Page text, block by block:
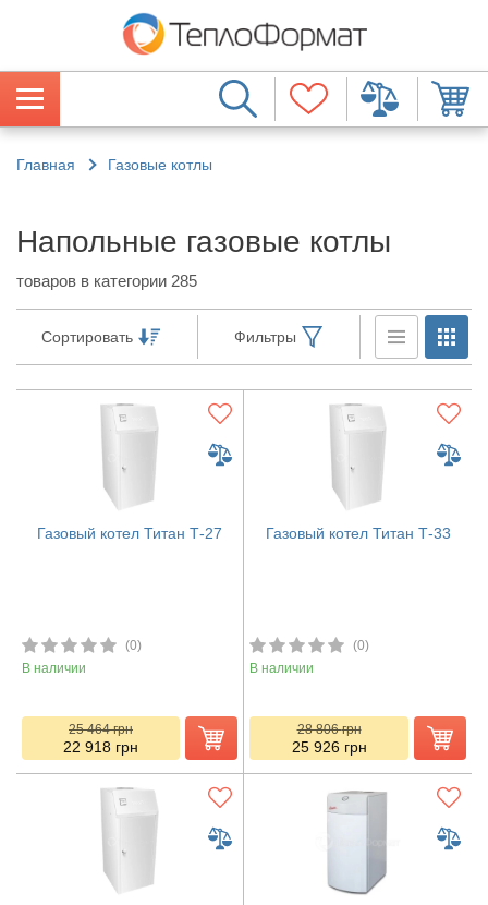
Главная Газовые котлы
Напольные газовые котлы
товаров в категории 285
Сортировать Фильтры
Газовый котел Титан Т-27
(0)
В наличии
25 464грн
22 918 грн
Газовый котел Титан Т-33
(0)
В наличии
28 806грн
25 926 грн